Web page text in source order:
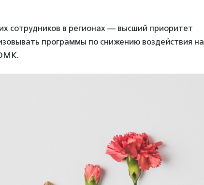
сотрудников в регионах — высший приоритет
программы по снижению воздействия на